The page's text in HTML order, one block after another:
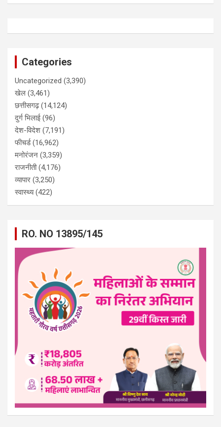
Categories
Uncategorized (3,390)
खेल (3,461)
छत्तीसगढ़(14,124)
दुर्ग भिलाई (96)
देश-विदेश (7,191)
फीचर्ड(16,962)
मनोरंजन (3,359)
राजनीती(4,176)
व्यापार (3,250)
स्वास्थ्य(422)
RO. NO 13895/145